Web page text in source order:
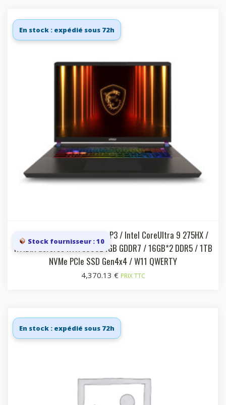
En stock : expédié sous 72h
17i QHD+ 240Hz 100% DCI-P3 / Intel CoreUltra 9 275HX /
NVIDIA GeForce RTX 509024GB GDDR7 / 16GB*2 DDR5 / 1TB
NVMe PCIe SSD Gen4x4 / W11 QWERTY
4,370.13 € PRIX TTC
Stock fournisseur : 10
En stock : expédié sous 72h